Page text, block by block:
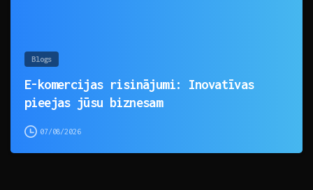
Blogs
E-komercijas risinājumi: Inovatīvas
pieejas jūsu biznesam
07/08/2026